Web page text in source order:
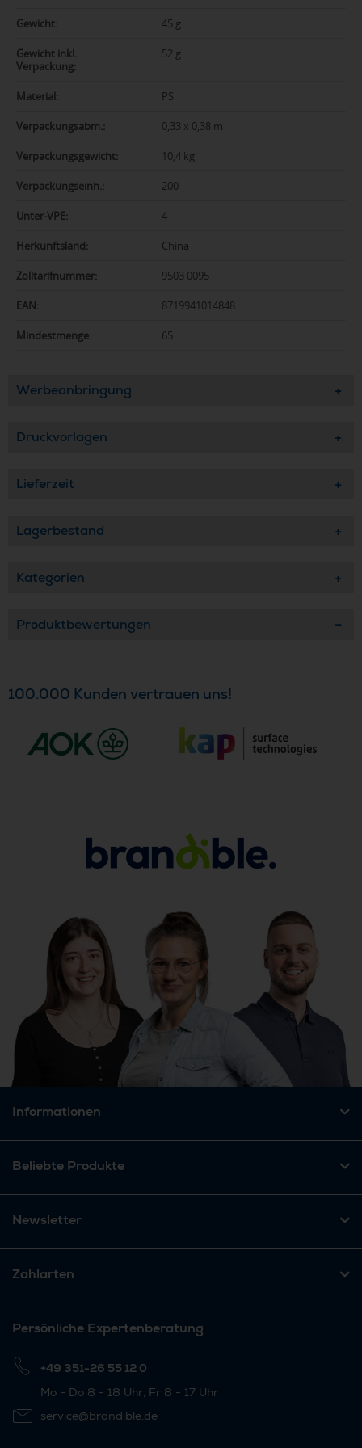
Gewicht: 45 g
Gewicht inkl.
Verpackung:
52 g
Material: PS
Verpackungsabm.: 0,33 x 0,38 m
Verpackungsgewicht: 10,4 kg
Verpackungseinh.: 200
Unter-VPE: 4
Herkunftsland: China
Zolltarifnummer: 9503 0095
EAN: 8719941014848
Mindestmenge: 65
Werbeanbringung
Druckvorlagen
Lieferzeit
Lagerbestand
Kategorien
Produktbewertungen
100.000 Kunden vertrauen uns!
Informationen
Beliebte Produkte
Newsletter
Zahlarten
Persönliche Expertenberatung
+49 351-26 55 12 0
Mo - Do 8 - 18 Uhr, Fr 8 - 17 Uhr
service@brandible.de